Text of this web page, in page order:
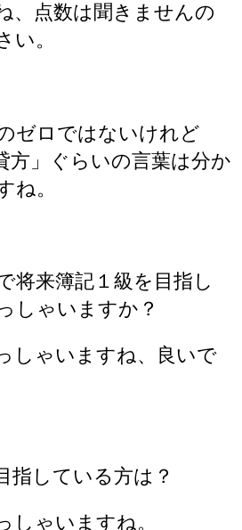
点数は聞きませんの
い。
ゼロではないけれど
方」ぐらいの言葉は分か
ね。
将来簿記１級を目指し
しゃいますか？
ゃいますね、良いで
指している方は？
ゃいますね。